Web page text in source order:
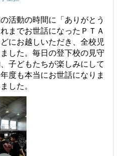
活動の時間に「ありがとう
までお世話になったＰＴＡ
にお越しいただき、全校児
した。毎日の登下校の見守
子どもたちが楽しみにして
度も本当にお世話になりま
した。